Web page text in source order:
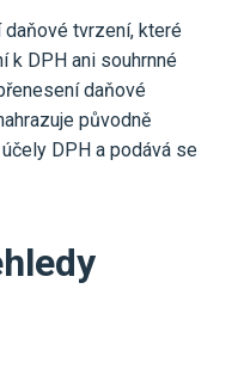
reporty
(OSS)
Kontakt
PŘIHLÁSIT SE
daňové tvrzení, které
k DPH ani souhrnné
daňové
původně
DPH a podává se